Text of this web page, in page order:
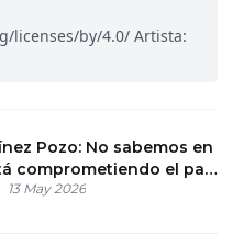
licenses/by/4.0/ Artista:
Pozo: No sabemos en
comprometiendo el país
13 May 2026